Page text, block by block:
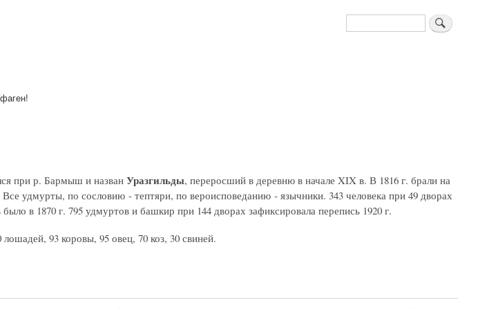
Поиск
при р. Бармыш и названУразгильды, переросший в деревню в начале XIX в. В 1816 г. брали на
удмурты, по сословию - тептяри, по вероисповеданию - язычники. 343 человека при 49 дворах
было в 1870 г. 795 удмуртов и башкир при 144 дворах зафиксировала перепись 1920 г.
93 коровы, 95 овец, 70 коз, 30 свиней.